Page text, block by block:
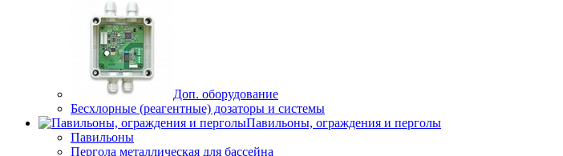
Доп. оборудование
Бесхлорные (реагентные) дозаторы и системы
Павильоны, ограждения и перголы
Павильоны
Пергола металлическая для бассейна